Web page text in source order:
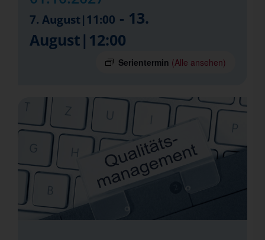
7. August|11:00 - 13.
August|12:00
Serientermin (Alle ansehen)